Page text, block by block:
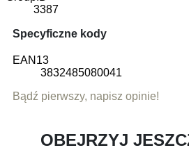
3387
Specyficzne kody
EAN13
3832485080041
Bądź pierwszy, napisz opinie!
OBEJRZYJ